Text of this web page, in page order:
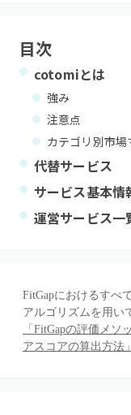
目次
cotomiとは
強み
注意点
カテゴリ別市
代替サービス
サービス基本情
運営サービス一
FitGapにおけるすべ
アルゴリズムを用い
「FitGapの評価メソ
アスコアの算出方法」